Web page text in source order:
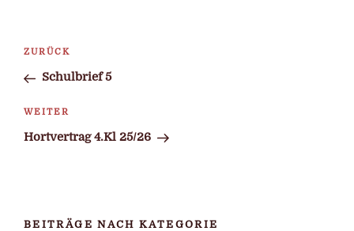
Beitragsnavigation
Vorheriger
Beitrag
ZURÜCK
Schulbrief 5
Nächster
Beitrag
WEITER
Hortvertrag 4.Kl 25/26
BEITRÄGE NACH KATEGORIE